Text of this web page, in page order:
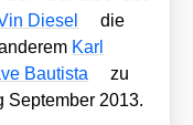
Die­sel
die
Karl
Bau­tis­ta
zu
Sep­tem­ber 2013.